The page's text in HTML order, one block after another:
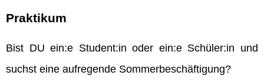
Praktikum
Bist DU ein:e Student:in oder ein:e Schüler:in und
suchst eine aufregende Sommerbeschäftigung?